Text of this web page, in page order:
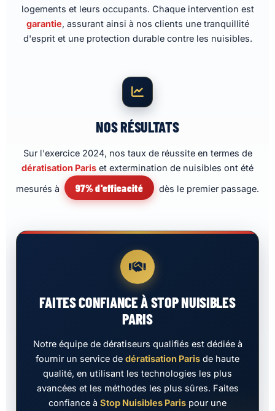
logements et leurs occupants. Chaque intervention est
garantie, assurant ainsi à nos clients une tranquillité
d'esprit et une protection durable contre les nuisibles.
NOS RÉSULTATS
Sur l'exercice 2024, nos taux de réussite en termes de
dératisation Paris et extermination de nuisibles ont été
mesurés à
97% d'efficacité dès le premier passage.
FAITES CONFIANCE À STOP NUISIBLES
PARIS
Notre équipe de dératiseurs qualifiés est dédiée à
fournir un service de dératisation Paris de haute
qualité, en utilisant les technologies les plus
avancées et les méthodes les plus sûres. Faites
confiance à Stop Nuisibles Paris pour une